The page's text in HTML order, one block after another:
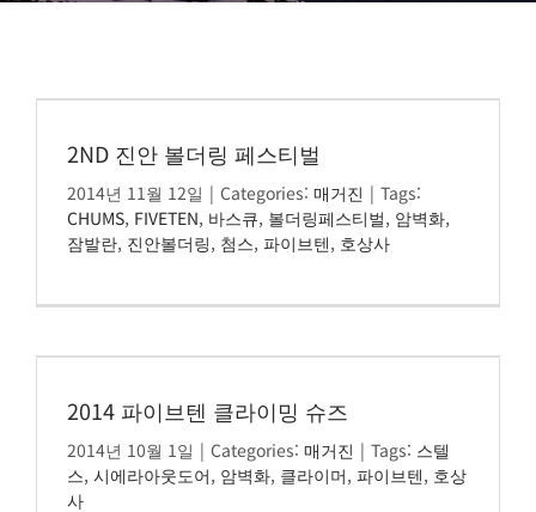
시에라아웃도어
검
2ND 진안 볼더링 페스티벌
2014년 11월 12일 | Categories: 매거진 | Tags:
CHUMS, FIVETEN, 바스큐, 볼더링페스티벌, 암벽화,
잠발란, 진안볼더링, 첨스, 파이브텐, 호상사
2014 파이브텐 클라이밍 슈즈
2014년 10월 1일 | Categories: 매거진 | Tags: 스텔
스, 시에라아웃도어, 암벽화, 클라이머, 파이브텐, 호상
사